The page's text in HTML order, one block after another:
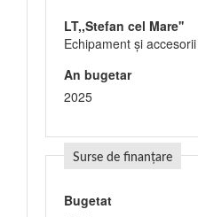
LT,,Stefan cel Mare''
Echipament şi
An bugetar
2025
Surse de finanțare
Bugetat